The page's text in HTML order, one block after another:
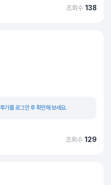
조회수 138
기를 로그인 후 확인해 보세요.
조회수 129